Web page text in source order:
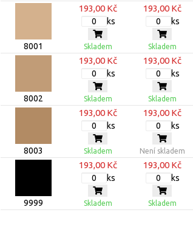
8001
193,00 Kč
ks
Skladem
193,00 Kč
ks
Skladem
8002
193,00 Kč
ks
Skladem
193,00 Kč
ks
Skladem
8003
193,00 Kč
ks
Skladem
193,00 Kč
ks
Není skladem
9999
193,00 Kč
ks
Skladem
193,00 Kč
ks
Skladem